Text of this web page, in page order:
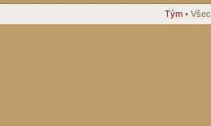
Tým •